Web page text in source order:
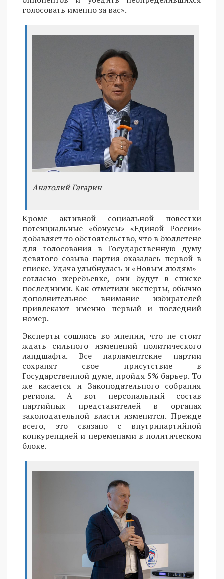
голосовать именно за вас».
Анатолий Гагарин
Кроме активной социальной повестки
потенциальные «бонусы» «Единой России»
добавляет то обстоятельство, что в бюллетене
для голосования в Государственную думу
девятого созыва партия оказалась первой в
списке. Удача улыбнулась и «Новым людям» -
согласно жеребьевке, они будут в списке
последними. Как отметили эксперты, обычно
дополнительное внимание избирателей
привлекают именно первый и последний
номер.
Эксперты сошлись во мнении, что не стоит
ждать сильного изменений политического
ландшафта. Все парламентские партии
сохранят свое присутствие в
Государственной думе, пройдя 5% барьер. То
же касается и Законодательного собрания
региона. А вот персональный состав
партийных представителей в органах
законодательной власти изменится. Прежде
всего, это связано с внутрипартийной
конкуренцией и переменами в политическом
блоке.